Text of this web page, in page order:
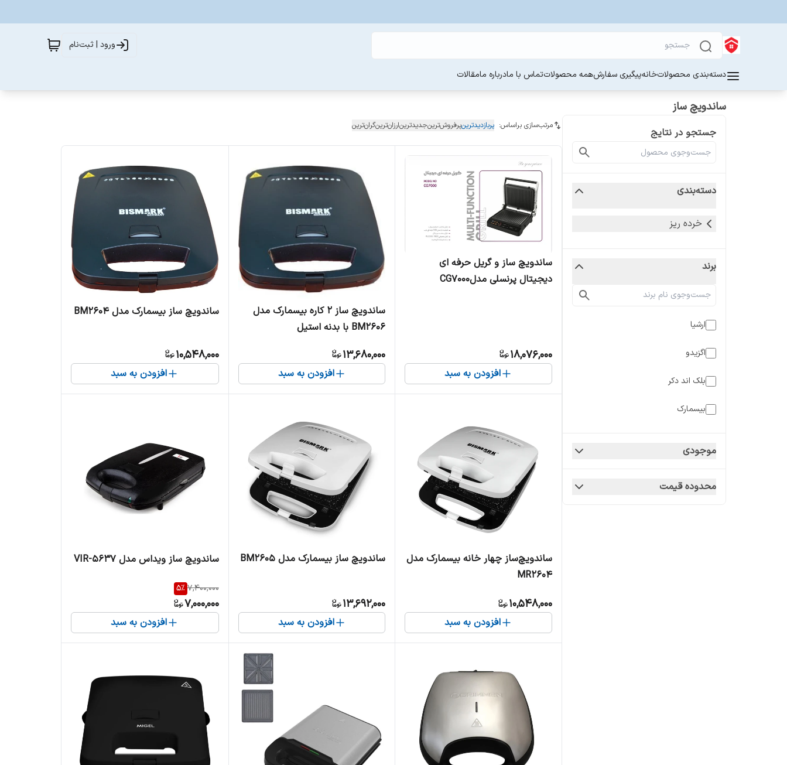
ورود | ثبت‌نام
دسته‌بندی محصولاتخانهپیگیری سفارشهمه محصولاتتماس با مادرباره مامقالات
ساندویچ ساز
جستجو در نتایج
دسته‌بندی
خرده ریز
برند
ارشیا
اگزیدو
بلک اند دکر
بیسمارک
گریمن
موجودی
محدوده قیمت
مرتب‌سازی براساس: پربازدیدترینپرفروش‌ترینجدیدترینارزان‌ترینگران‌ترین
ساندویچ ساز و گریل حرفه ای
دیجیتال پرنسلی مدلCG7000
18,076,000
افزودن به سبد
ساندویچ ساز ۲ کاره بیسمارک مدل
BM2606 با بدنه استیل
13,680,000
افزودن به سبد
ساندویچ ساز بیسمارک مدل BM2604
10,548,000
افزودن به سبد
ساندویچ‌ساز چهار خانه بیسمارک مدل
MR2604
10,548,000
افزودن به سبد
ساندویچ ساز بیسمارک مدل BM2605
13,692,000
افزودن به سبد
ساندویچ ساز ویداس مدل VIR-5637
7,400,000
5%
7,000,000
افزودن به سبد